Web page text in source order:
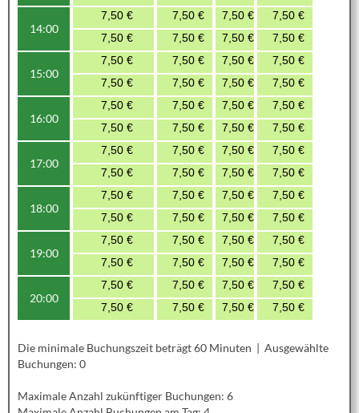
14:00
15:00
16:00
17:00
18:00
19:00
20:00
7,50 €
7,50 €
7,50 €
7,50 €
7,50 €
7,50 €
7,50 €
7,50 €
7,50 €
7,50 €
7,50 €
7,50 €
7,50 €
7,50 €
7,50 €
7,50 €
7,50 €
7,50 €
7,50 €
7,50 €
7,50 €
7,50 €
7,50 €
7,50 €
7,50 €
7,50 €
7,50 €
7,50 €
7,50 €
7,50 €
7,50 €
7,50 €
7,50 €
7,50 €
7,50 €
7,50 €
7,50 €
7,50 €
7,50 €
7,50 €
7,50 €
7,50 €
7,50 €
7,50 €
7,50 €
7,50 €
7,50 €
7,50 €
7,50 €
7,50 €
7,50 €
7,50 €
7,50 €
7,50 €
7,50 €
7,50 €
Die minimale Buchungszeit beträgt 60 Minuten | Ausgewählte
Buchungen: 0
Maximale Anzahl zukünftiger Buchungen: 6